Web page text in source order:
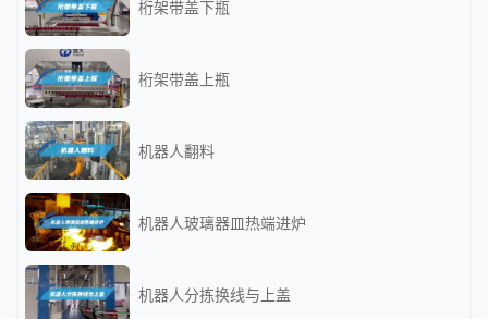
桁架带盖下瓶
桁架带盖上瓶
机器人翻料
机器人玻璃器皿热端进炉
机器人分拣换线与上盖